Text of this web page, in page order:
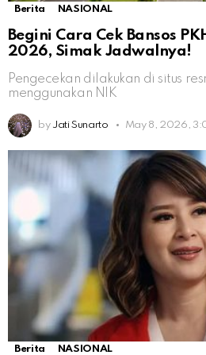
Berita NASIONAL
Begini Cara Cek Bansos
2026, Simak Jadwalnya!
Pengecekan dilakukan di situs
menggunakan NIK
by Jati Sunarto May 8, 2026,
Berita NASIONAL